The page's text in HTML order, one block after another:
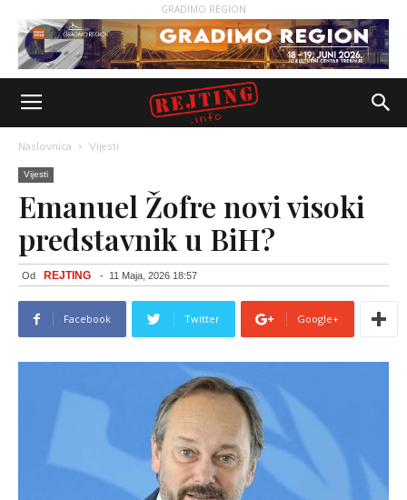
GRADIMO REGION
Naslovnica Vijesti
Vijesti
Emanuel Žofre novi visoki
predstavnik u BiH?
Od REJTING - 11 Maja, 2026 18:57
Facebook Twitter Google+